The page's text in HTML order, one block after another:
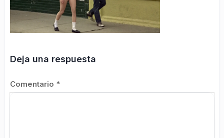
Deja una respuesta
Comentario *